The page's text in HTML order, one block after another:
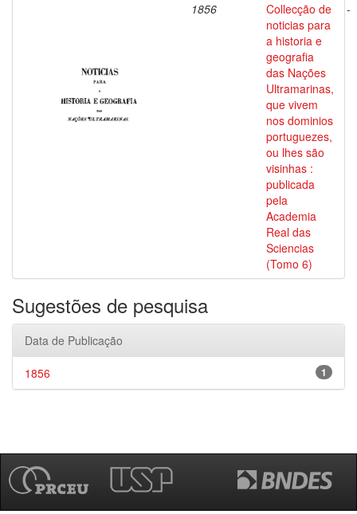
1856
Collecção de
noticias para
a historia e
geografia
das Nações
Ultramarinas,
que vivem
nos dominios
portuguezes,
ou lhes são
visinhas :
publicada
pela
Academia
Real das
Sciencias
(Tomo 6)
-
Sugestões de pesquisa
Data de Publicação
1
1856